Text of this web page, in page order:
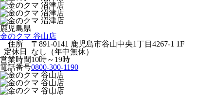
鹿児島県
金のクマ 谷山店
住所
〒891-0141 鹿児島市谷山中央1丁目4267-1 1F
定休日
なし（年中無休）
営業時間10時～19時
電話番号0800-300-1190